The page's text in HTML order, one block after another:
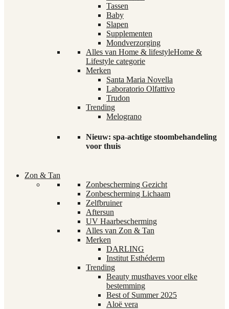
Tassen
Baby
Slapen
Supplementen
Mondverzorging
Alles van Home & lifestyleHome &
Lifestyle categorie
Merken
Santa Maria Novella
Laboratorio Olfattivo
Trudon
Trending
Melograno
Nieuw: spa-achtige stoombehandeling
voor thuis
Zon & Tan
Zonbescherming Gezicht
Zonbescherming Lichaam
Zelfbruiner
Aftersun
UV Haarbescherming
Alles van Zon & Tan
Merken
DARLING
Institut Esthéderm
Trending
Beauty musthaves voor elke
bestemming
Best of Summer 2025
Aloë vera